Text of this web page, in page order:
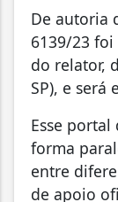
De autoria
6139/23
do relator,
SP), e será
Esse
forma
entre
de apoio